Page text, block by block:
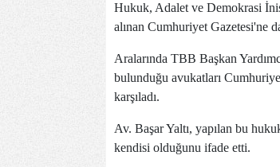
Hukuk, Adalet ve Demokrasi
alınan Cumhuriyet Gazetesi'ne
Aralarında TBB Başkan
bulunduğu avukatları
karşıladı.
Av. Başar Yaltı, yapılan bu
kendisi olduğunu ifade etti.